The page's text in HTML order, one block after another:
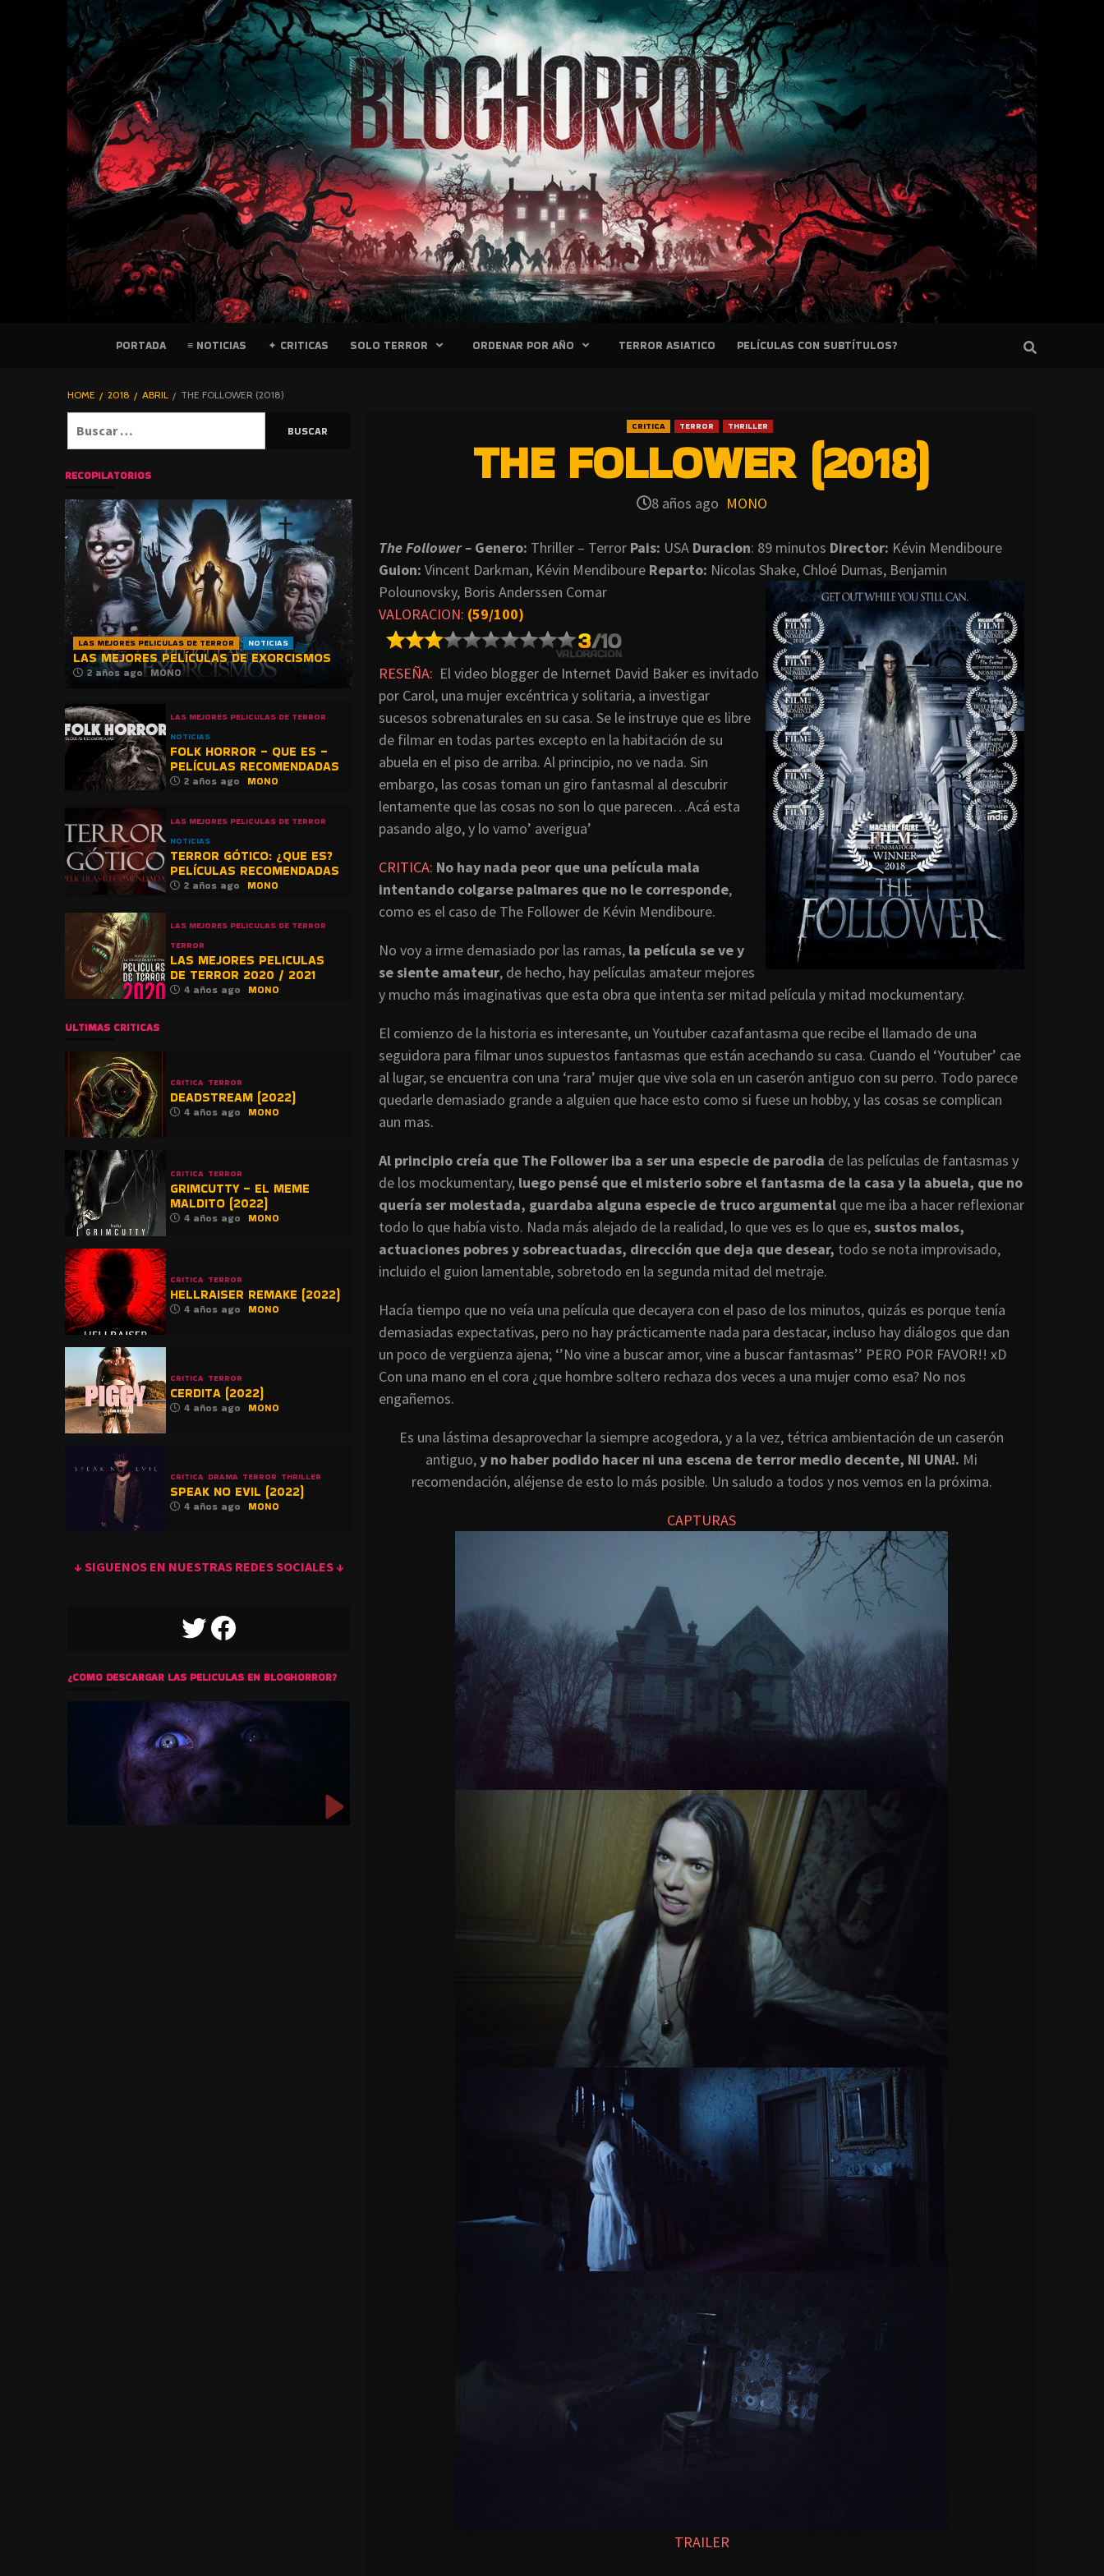
PELICULAS
BLOGHORROR
⋆
PORTADA ≡ NOTICIAS ✦ CRITICAS SOLO TERROR ORDENAR POR AÑO TERROR ASIATICO PELÍCULAS CON SUBTÍTULOS?
HOME 2018 ABRIL THE FOLLOWER (2018)
CRITICA TERROR THRILLER
THE FOLLOWER (2018)
8 años ago MONO
The Follower – Genero: Thriller – Terror Pais: USA Duracion: 89 minutos Director: Kévin Mendiboure
Guion: Vincent Darkman, Kévin Mendiboure Reparto: Nicolas Shake, Chloé Dumas, Benjamin
Polounovsky, Boris Anderssen Comar
VALORACION: (59/100)
RESEÑA: El video blogger de Internet David Baker es invitado
por Carol, una mujer excéntrica y solitaria, a investigar
sucesos sobrenaturales en su casa. Se le instruye que es libre
de filmar en todas partes excepto en la habitación de su
abuela en el piso de arriba. Al principio, no ve nada. Sin
embargo, las cosas toman un giro fantasmal al descubrir
lentamente que las cosas no son lo que parecen…Acá esta
pasando algo, y lo vamo’ averigua’
CRITICA: No hay nada peor que una película mala
intentando colgarse palmares que no le corresponde,
como es el caso de The Follower de Kévin Mendiboure.
No voy a irme demasiado por las ramas, la película se ve y
se siente amateur, de hecho, hay películas amateur mejores
y mucho más imaginativas que esta obra que intenta ser mitad película y mitad mockumentary.
El comienzo de la historia es interesante, un Youtuber cazafantasma que recibe el llamado de una
seguidora para filmar unos supuestos fantasmas que están acechando su casa. Cuando el ‘Youtuber’ cae
al lugar, se encuentra con una ‘rara’ mujer que vive sola en un caserón antiguo con su perro. Todo parece
quedarle demasiado grande a alguien que hace esto como si fuese un hobby, y las cosas se complican
aun mas.
Al principio creía que The Follower iba a ser una especie de parodia de las películas de fantasmas y
de los mockumentary, luego pensé que el misterio sobre el fantasma de la casa y la abuela, que no
quería ser molestada, guardaba alguna especie de truco argumental que me iba a hacer reflexionar
todo lo que había visto. Nada más alejado de la realidad, lo que ves es lo que es,sustos malos,
actuaciones pobres y sobreactuadas, dirección que deja que desear, todo se nota improvisado,
incluido el guion lamentable, sobretodo en la segunda mitad del metraje.
Hacía tiempo que no veía una película que decayera con el paso de los minutos, quizás es porque tenía
demasiadas expectativas, pero no hay prácticamente nada para destacar, incluso hay diálogos que dan
un poco de vergüenza ajena; ‘’No vine a buscar amor, vine a buscar fantasmas’’ PERO POR FAVOR!! xD
Con una mano en el cora ¿que hombre soltero rechaza dos veces a una mujer como esa? No nos
engañemos.
Es una lástima desaprovechar la siempre acogedora, y a la vez, tétrica ambientación de un caserón
antiguo,y no haber podido hacer ni una escena de terror medio decente, NI UNA!. Mi
recomendación, aléjense de esto lo más posible. Un saludo a todos y nos vemos en la próxima.
CAPTURAS
TRAILER
RECOPILATORIOS
LAS MEJORES PELICULAS DE TERROR NOTICIAS
LAS MEJORES PELÍCULAS DE EXORCISMOS
2 años ago MONO
LAS MEJORES PELICULAS DE TERROR
NOTICIAS
FOLK HORROR – QUE ES –
PELÍCULAS RECOMENDADAS
2 años ago MONO
LAS MEJORES PELICULAS DE TERROR
NOTICIAS
TERROR GÓTICO: ¿QUE ES?
PELÍCULAS RECOMENDADAS
2 años ago MONO
LAS MEJORES PELICULAS DE TERROR
TERROR
LAS MEJORES PELICULAS
DE TERROR 2020 / 2021
4 años ago MONO
ULTIMAS CRITICAS
CRITICA TERROR
DEADSTREAM (2022)
4 años ago MONO
CRITICA TERROR
GRIMCUTTY – EL MEME
MALDITO (2022)
4 años ago MONO
CRITICA TERROR
HELLRAISER REMAKE (2022)
4 años ago MONO
CRITICA TERROR
CERDITA (2022)
4 años ago MONO
CRITICA DRAMA TERROR THRILLER
SPEAK NO EVIL (2022)
4 años ago MONO
↓ SIGUENOS EN NUESTRAS REDES SOCIALES ↓
TWITTERFACEBOOK
¿COMO DESCARGAR LAS PELICULAS EN BLOGHORROR?